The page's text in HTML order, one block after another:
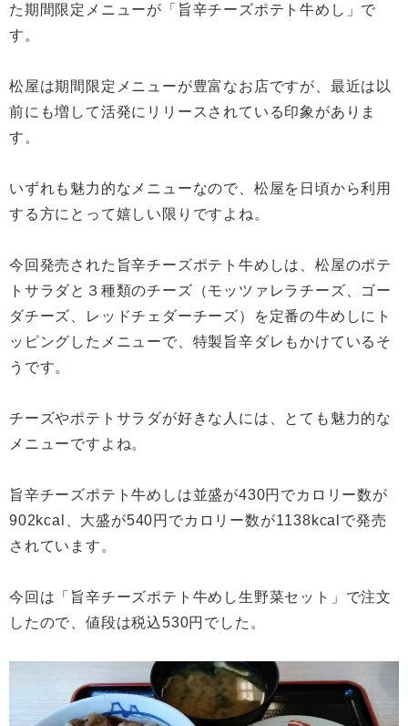
た期間限定メニューが「旨辛チーズポテト牛めし」で
す。
松屋は期間限定メニューが豊富なお店ですが、最近は以
前にも増して活発にリリースされている印象がありま
す。
いずれも魅力的なメニューなので、松屋を日頃から利用
する方にとって嬉しい限りですよね。
今回発売された旨辛チーズポテト牛めしは、松屋のポテ
トサラダと３種類のチーズ（モッツァレラチーズ、ゴー
ダチーズ、レッドチェダーチーズ）を定番の牛めしにト
ッピングしたメニューで、特製旨辛ダレもかけているそ
うです。
チーズやポテトサラダが好きな人には、とても魅力的な
メニューですよね。
旨辛チーズポテト牛めしは並盛が430円でカロリー数が
902kcal、大盛が540円でカロリー数が1138kcalで発売
されています。
今回は「旨辛チーズポテト牛めし生野菜セット」で注文
したので、値段は税込530円でした。